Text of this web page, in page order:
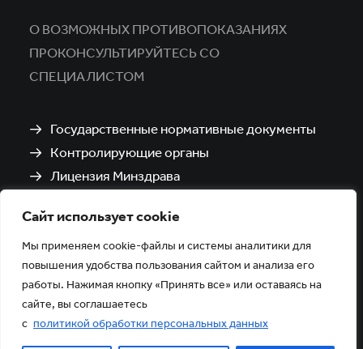
Сайт использует cookie
Мы применяем cookie-файлы и системы аналитики для
повышения удобства пользования сайтом и анализа его
работы. Нажимая кнопку «Принять все» или оставаясь на
сайте, вы соглашаетесь
с политикой обработки персональных данных
О ВОЗМОЖНЫХ ПРОТИВОПОКАЗАНИЯХ
ПРОКОНСУЛЬТИРУЙТЕСЬ СО
СПЕЦИАЛИСТОМ
Государственные нормативные документы
Контролирующие органы
Лицензия Минздрава
Политика обработки и защиты персональных
данных